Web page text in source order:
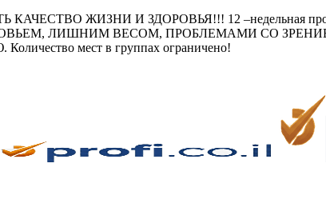
ЖИЗНИ И ЗДОРОВЬЯ!!! 12 –недельная
ЛИШНИМ ВЕСОМ, ПРОБЛЕМАМИ СО
мест в группах ограничено!